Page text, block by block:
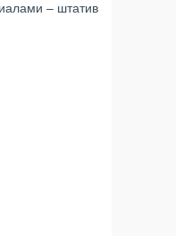
– штатив